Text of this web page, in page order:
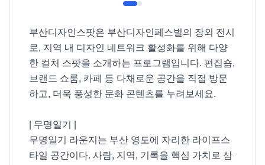
부산디자인스팟은 부산디자인페스벌의 장외 전시
로, 지역 내 디자인 네트워크 활성화를 위해 다양
한 컬처 스팟을 소개하는 프로그램입니다. 편집숍,
브랜드 쇼룸, 카페 등 다채로운 공간을 직접 방문
하고, 더욱 풍성한 문화 콘텐츠를 누려보세요.
| 무명일기 |
무명일기 라운지는 부산 영도에 자리한 라이프스
타일 공간이다. 사람, 지역, 기록을 핵심 가치로 삼